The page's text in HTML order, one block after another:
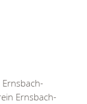
Ernsbach-